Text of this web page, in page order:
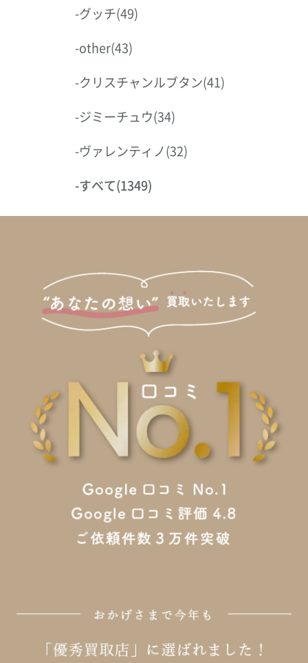
-グッチ(49)
-other(43)
-クリスチャンルブタン(41)
-ジミーチュウ(34)
-ヴァレンティノ(32)
-すべて(1349)